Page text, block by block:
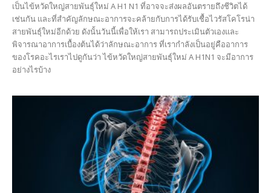
เป็นไข้หวัดใหญ่สายพันธุ์ใหม่ A H1 N1 ที่อาจจะส่งผลอันตรายถึงชีวิตได้
เช่นกัน และที่สำคัญลักษณะอาการจะคล้ายกับการได้รับเชื้อไวรัสโคโรน่า
สายพันธุ์ใหม่อีกด้วย ดังนั้นวันนี้เพื่อให้เรา สามารถประเมินตัวเองและ
พิจารณาอาการเบื้องต้นได้ว่าลักษณะอาการ ที่เรากำลังเป็นอยู่คืออาการ
ของโรคอะไรเราไปดูกันว่า ไข้หวัดใหญ่สายพันธุ์ใหม่ A H1N1 จะมีอาการ
อย่างไรบ้าง